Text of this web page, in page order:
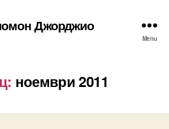
Джорджио
Menu
ноември 2011